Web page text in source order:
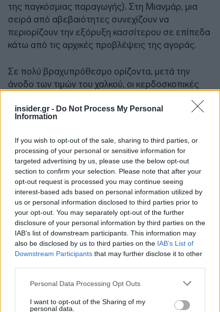
insider.gr - Do Not Process My Personal
Information
If you wish to opt-out of the sale, sharing to third parties, or
processing of your personal or sensitive information for
targeted advertising by us, please use the below opt-out
section to confirm your selection. Please note that after your
opt-out request is processed you may continue seeing
interest-based ads based on personal information utilized by
us or personal information disclosed to third parties prior to
your opt-out. You may separately opt-out of the further
disclosure of your personal information by third parties on the
IAB’s list of downstream participants. This information may
also be disclosed by us to third parties on the IAB’s List of
Downstream Participants that may further disclose it to other
Please note that this website/app uses one or more Google
not limited to your visit or usage behaviour. You may click to
Personal Data Processing Opt Outs
I want to opt-out of the Sharing of my
personal data.
της παγκόσμιας παραγωγής). Στη Μιανμάρ, μια
σειρά από αβεβαιότητες συνεχίζουν να
περιορίζουν την εξόρυξη κασσίτερου σε επίπεδα
κάτω από τις αρχικές προβλέψεις της αγοράς.
Σε πολύ βραχυπρόθεσμο ορίζοντα, μετά την
άνοδο των τιμών του χαλκού, οι κερδοσκοπικές
ανοδική τάση στις τιμές άλλων μετάλλων,
συμπεριλαμβανομένου του κασσίτερου.
Επιπλέον, οι μετοχές του κλάδου το 2025 έχουν
επίσης υποστηρίξει την αύξηση των τιμών τους
τελευταίους μήνες. Η αναπλήρωση των
αποθεμάτων, ενώ οι τιμές αυξάνονταν, μόνο
καύσιμο πρόσθεσε στην ανοδική δυναμική του
Ιανουαρίου. Η μεταβλητότητα των τιμών θα
πρέπει τώρα να αρχίσει να μετριάζεται καθώς η
κερδοσκοπία υποχωρεί.